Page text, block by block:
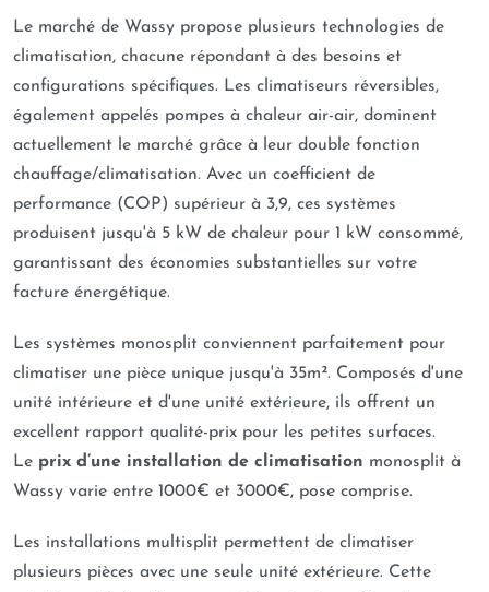
Le marché de Wassy propose plusieurs technologies de
climatisation, chacune répondant à des besoins et
configurations spécifiques. Les climatiseurs réversibles,
également appelés pompes à chaleur air-air, dominent
actuellement le marché grâce à leur double fonction
chauffage/climatisation. Avec un coefficient de
performance (COP) supérieur à 3,9, ces systèmes
produisent jusqu'à 5 kW de chaleur pour 1 kW consommé,
garantissant des économies substantielles sur votre
facture énergétique.
Les systèmes monosplit conviennent parfaitement pour
climatiser une pièce unique jusqu'à 35m². Composés d'une
unité intérieure et d'une unité extérieure, ils offrent un
excellent rapport qualité-prix pour les petites surfaces.
Le prix d’une installation de climatisation monosplit à
Wassy varie entre 1000€ et 3000€, pose comprise.
Les installations multisplit permettent de climatiser
plusieurs pièces avec une seule unité extérieure. Cette